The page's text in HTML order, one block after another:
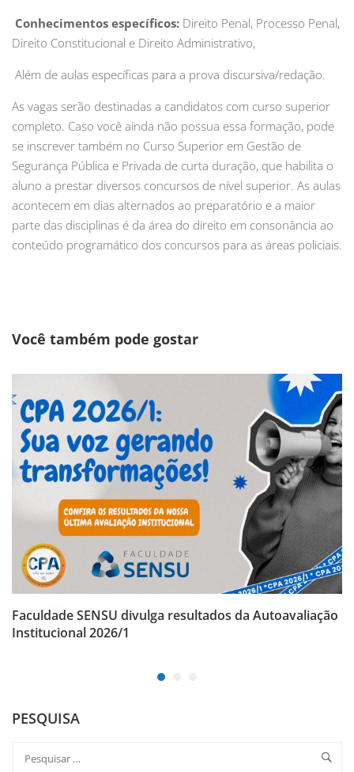
Conhecimentos específicos: Direito Penal, Processo Penal,
Direito Constitucional e Direito Administrativo,
Além de aulas específicas para a prova discursiva/redação.
As vagas serão destinadas a candidatos com curso superior
completo. Caso você ainda não possua essa formação, pode
se inscrever também no Curso Superior em Gestão de
Segurança Pública e Privada de curta duração, que habilita o
aluno a prestar diversos concursos de nível superior. As aulas
acontecem em dias alternados ao preparatório e a maior
parte das disciplinas é da área do direito em consonância ao
conteúdo programático dos concursos para as áreas policiais.
Você também pode gostar
Faculdade SENSU divulga resultados da Autoavaliação
Institucional 2026/1
PESQUISA